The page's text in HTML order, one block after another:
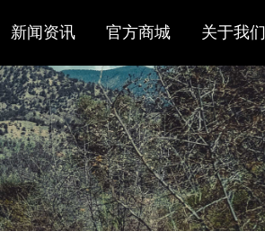
新闻资讯 官方商城 关于我们